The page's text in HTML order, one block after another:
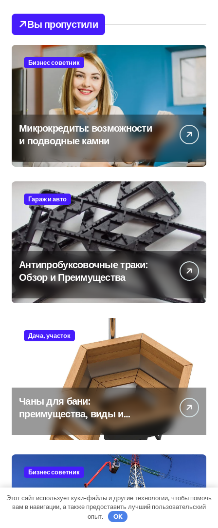
Вы пропустили
Бизнес советник
Микрокредиты: возможности
и подводные камни
Гараж и авто
Антипробуксовочные траки:
Обзор и Преимущества
Дача, участок
Чаны для бани:
преимущества, виды и
особенности использования
Бизнес советник
Этот сайт использует куки-файлы и другие технологии, чтобы помочь
вам в навигации, а также предоставить лучший пользовательский
опыт.
OK